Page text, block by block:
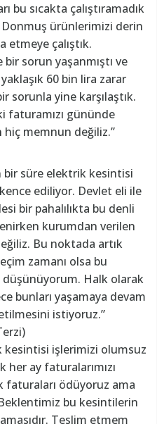
bu sıcakta çalıştıramadık
Donmuş ürünlerimizi derin
etmeye çalıştık.
sorun yaşanmıştı ve
60 bin lira zarar
sorunla yine karşılaştık.
faturamızı gününde
hiç memnun değiliz.”
bir süre elektrik kesintisi
ediliyor. Devlet eli ile
bir pahalılıkta bu denli
kurumdan verilen
Bu noktada artık
zamanı olsa bu
düşünüyorum. Halk olarak
bunları yaşamaya devam
istiyoruz.”
kesintisi işlerimizi olumsuz
ay faturalarımızı
faturaları ödüyoruz ama
bu kesintilerin
Teslim etmem